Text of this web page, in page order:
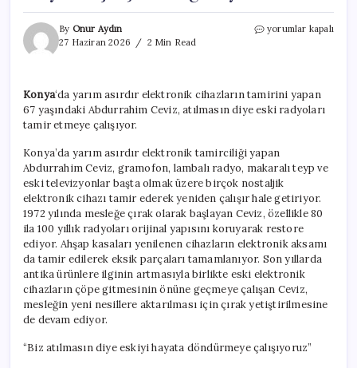
By Onur Aydın
27 Haziran 2026
2 Min Read
Çöpe
yıllık
radyoları
getiriyor
için
yorumlar kapalı
Konya‘da yarım asırdır elektronik cihazların tamirini yapan
67 yaşındaki Abdurrahim Ceviz, atılmasın diye eski radyoları
tamir etmeye çalışıyor.
Konya’da yarım asırdır elektronik tamirciliği yapan
Abdurrahim Ceviz, gramofon, lambalı radyo, makaralı teyp ve
eski televizyonlar başta olmak üzere birçok nostaljik
elektronik cihazı tamir ederek yeniden çalışır hale getiriyor.
1972 yılında mesleğe çırak olarak başlayan Ceviz, özellikle 80
ila 100 yıllık radyoları orijinal yapısını koruyarak restore
ediyor. Ahşap kasaları yenilenen cihazların elektronik aksamı
da tamir edilerek eksik parçaları tamamlanıyor. Son yıllarda
antika ürünlere ilginin artmasıyla birlikte eski elektronik
cihazların çöpe gitmesinin önüne geçmeye çalışan Ceviz,
mesleğin yeni nesillere aktarılması için çırak yetiştirilmesine
de devam ediyor.
“Biz atılmasın diye eskiyi hayata döndürmeye çalışıyoruz”